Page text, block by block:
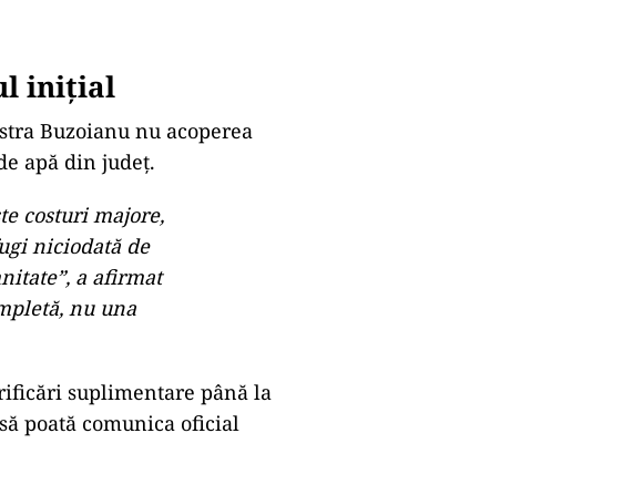
inițial
Buzoianu nu acoperea
apă din județ.
costuri majore,
niciodată de
a afirmat
nu una
suplimentare până la
poată comunica oficial